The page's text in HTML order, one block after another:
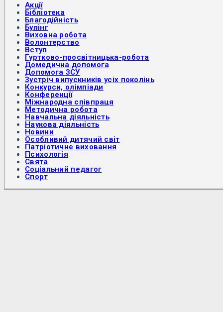
Акції
Бібліотека
Благодійність
Булінг
Виховна робота
Волонтерство
Вступ
Гуртково-просвітницька-робота
Домедична допомога
Допомога ЗСУ
Зустріч випускників усіх поколінь
Конкурси, олімпіади
Конференції
Міжнародна співпраця
Методична робота
Навчальна діяльність
Наукова діяльність
Новини
Особливий дитячий світ
Патріотичне виховання
Психологія
Свята
Соціальний педагог
Спорт